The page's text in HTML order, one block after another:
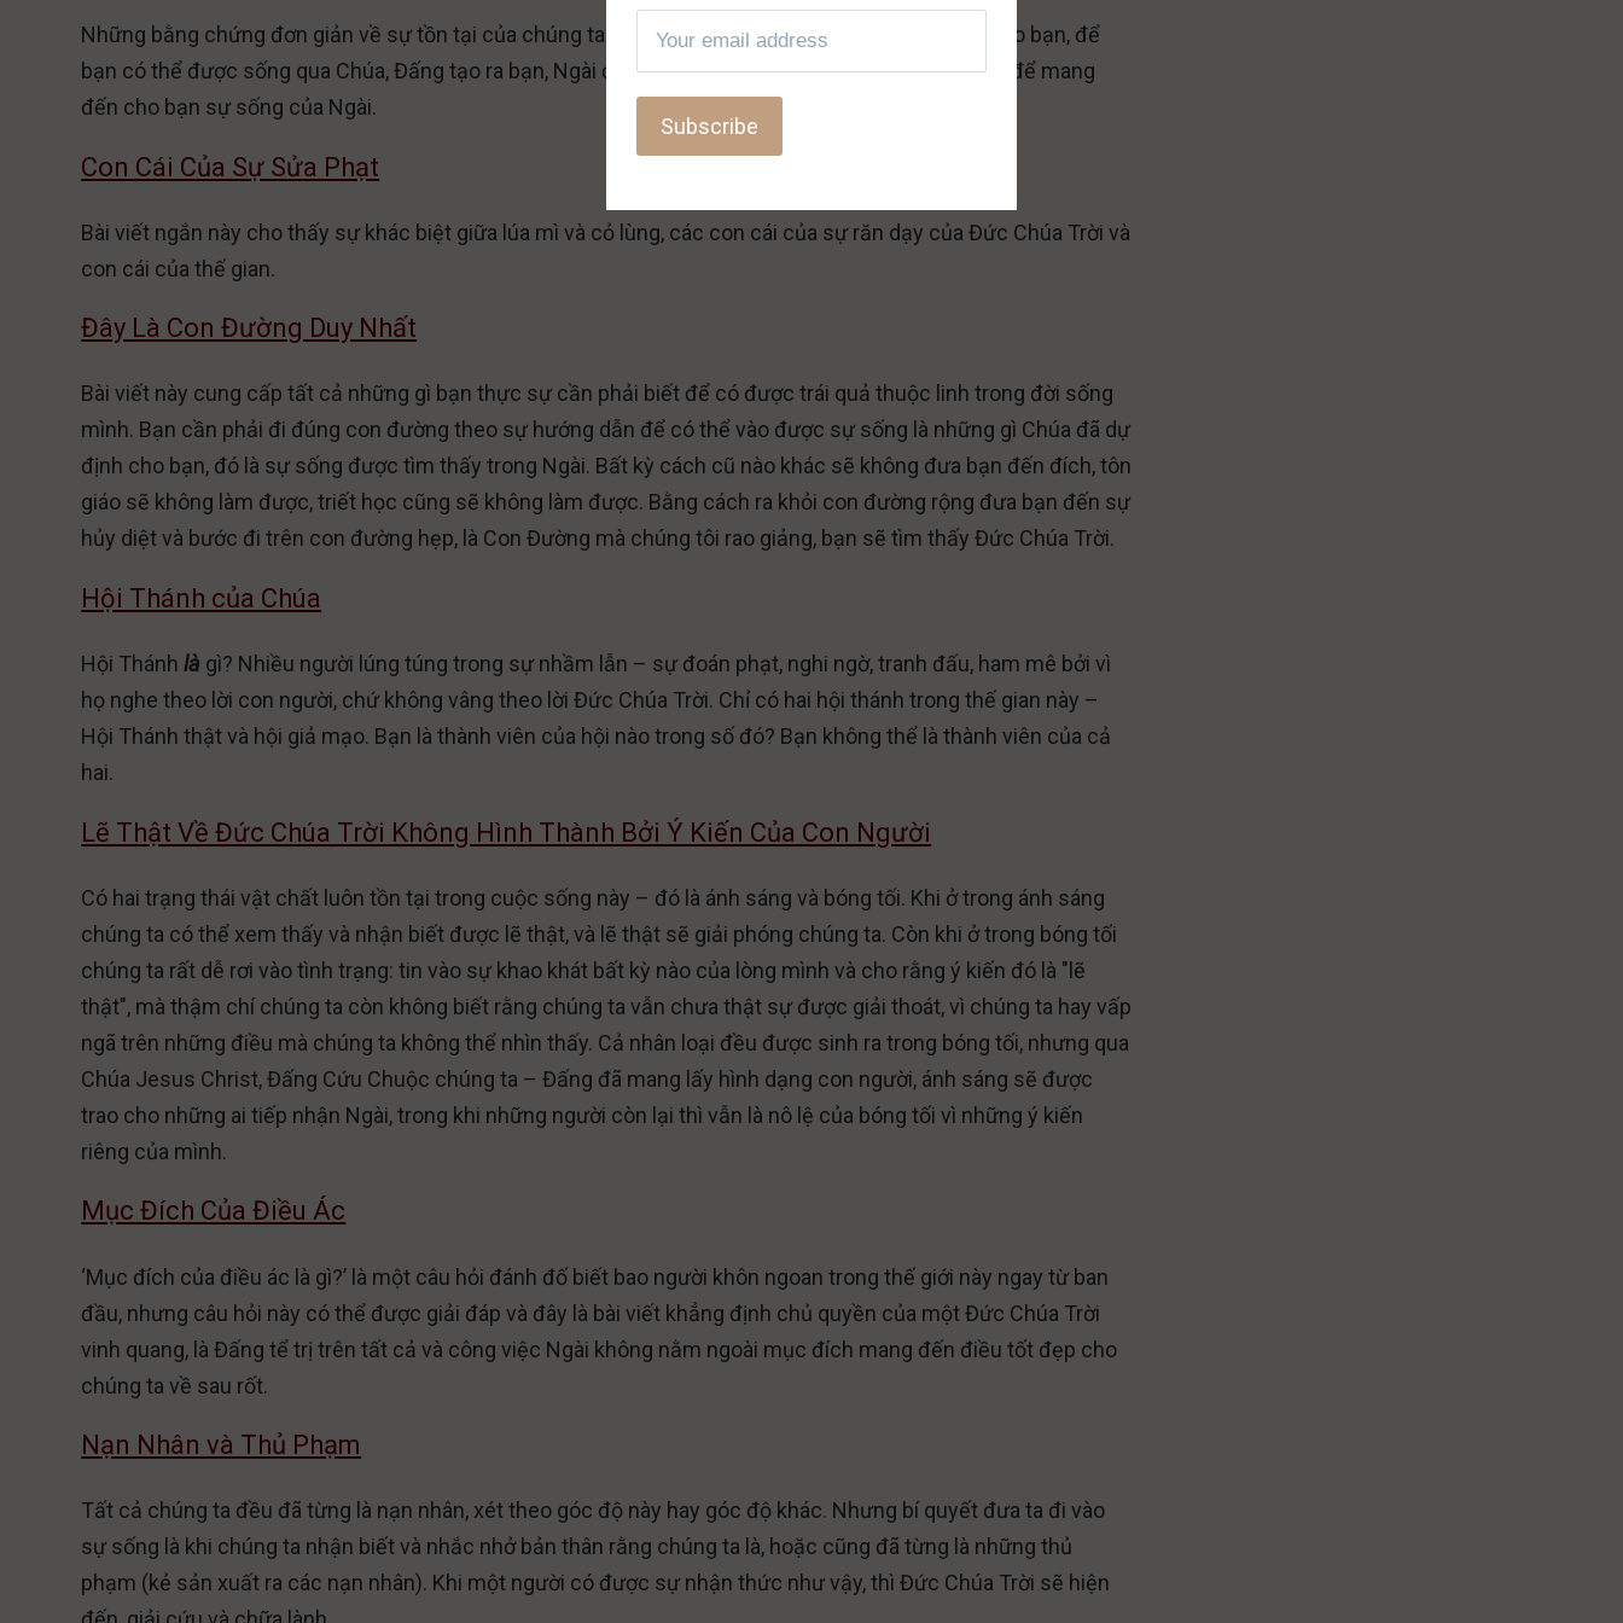
Những bằng chứng đơn giản về sự tồn tại của chúng ta được tóm gọn trong bài viết này là dành cho bạn, để
bạn có thể được sống qua Chúa, Đấng tạo ra bạn, Ngài đã phải mang lấy hình dạng một con người để mang
đến cho bạn sự sống của Ngài.
Con Cái Của Sự Sửa Phạt
Bài viết ngắn này cho thấy sự khác biệt giữa lúa mì và cỏ lùng, các con cái của sự răn dạy của Đức Chúa Trời và
con cái của thế gian.
Đây Là Con Đường Duy Nhất
Bài viết này cung cấp tất cả những gì bạn thực sự cần phải biết để có được trái quả thuộc linh trong đời sống
mình. Bạn cần phải đi đúng con đường theo sự hướng dẫn để có thể vào được sự sống là những gì Chúa đã dự
định cho bạn, đó là sự sống được tìm thấy trong Ngài. Bất kỳ cách cũ nào khác sẽ không đưa bạn đến đích, tôn
giáo sẽ không làm được, triết học cũng sẽ không làm được. Bằng cách ra khỏi con đường rộng đưa bạn đến sự
hủy diệt và bước đi trên con đường hẹp, là Con Đường mà chúng tôi rao giảng, bạn sẽ tìm thấy Đức Chúa Trời.
Hội Thánh của Chúa
Hội Thánhlà gì? Nhiều người lúng túng trong sự nhầm lẫn – sự đoán phạt, nghi ngờ, tranh đấu, ham mê bởi vì
họ nghe theo lời con người, chứ không vâng theo lời Đức Chúa Trời. Chỉ có hai hội thánh trong thế gian này –
Hội Thánh thật và hội giả mạo. Bạn là thành viên của hội nào trong số đó? Bạn không thể là thành viên của cả
hai.
Lẽ Thật Về Đức Chúa Trời Không Hình Thành Bởi Ý Kiến Của Con Người
Có hai trạng thái vật chất luôn tồn tại trong cuộc sống này – đó là ánh sáng và bóng tối. Khi ở trong ánh sáng
chúng ta có thể xem thấy và nhận biết được lẽ thật, và lẽ thật sẽ giải phóng chúng ta. Còn khi ở trong bóng tối
chúng ta rất dễ rơi vào tình trạng: tin vào sự khao khát bất kỳ nào của lòng mình và cho rằng ý kiến đó là "lẽ
thật", mà thậm chí chúng ta còn không biết rằng chúng ta vẫn chưa thật sự được giải thoát, vì chúng ta hay vấp
ngã trên những điều mà chúng ta không thể nhìn thấy. Cả nhân loại đều được sinh ra trong bóng tối, nhưng qua
Chúa Jesus Christ, Đấng Cứu Chuộc chúng ta – Đấng đã mang lấy hình dạng con người, ánh sáng sẽ được
trao cho những ai tiếp nhận Ngài, trong khi những người còn lại thì vẫn là nô lệ của bóng tối vì những ý kiến
riêng của mình.
Mục Đích Của Điều Ác
‘Mục đích của điều ác là gì?’ là một câu hỏi đánh đố biết bao người khôn ngoan trong thế giới này ngay từ ban
đầu, nhưng câu hỏi này có thể được giải đáp và đây là bài viết khẳng định chủ quyền của một Đức Chúa Trời
vinh quang, là Đấng tể trị trên tất cả và công việc Ngài không nằm ngoài mục đích mang đến điều tốt đẹp cho
chúng ta về sau rốt.
Nạn Nhân và Thủ Phạm
Tất cả chúng ta đều đã từng là nạn nhân, xét theo góc độ này hay góc độ khác. Nhưng bí quyết đưa ta đi vào
sự sống là khi chúng ta nhận biết và nhắc nhở bản thân rằng chúng ta là, hoặc cũng đã từng là những thủ
phạm (kẻ sản xuất ra các nạn nhân). Khi một người có được sự nhận thức như vậy, thì Đức Chúa Trời sẽ hiện